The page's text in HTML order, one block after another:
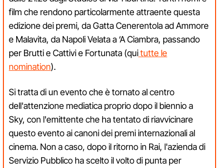
film che rendono particolarmente attraente questa
edizione dei premi, da Gatta Cenerentola ad Ammore
e Malavita, da Napoli Velata a ‘A Ciambra, passando
per Brutti e Cattivi e Fortunata (quitutte le
nomination).
Si tratta di un evento che è tornato al centro
dell'attenzione mediatica proprio dopo il biennio a
Sky, con l'emittente che ha tentato di riavvicinare
questo evento ai canoni dei premi internazionali al
cinema. Non a caso, dopo il ritorno in Rai, l'azienda di
Servizio Pubblico ha scelto il volto di punta per